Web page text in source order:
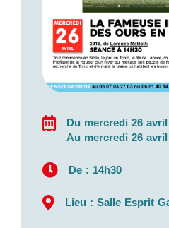
Du mercredi 26 avril
Au mercredi 26 avril
De : 14h30
Lieu : Salle Esprit